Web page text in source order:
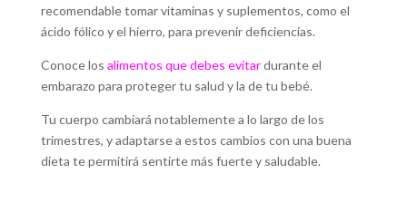
recomendable tomar vitaminas y suplementos, como el
ácido fólico y el hierro, para prevenir deficiencias.
Conoce los alimentos que debes evitardurante el
embarazo para proteger tu salud y la de tu bebé.
Tu cuerpo cambiará notablemente a lo largo de los
trimestres, y adaptarse a estos cambios con una buena
dieta te permitirá sentirte más fuerte y saludable.